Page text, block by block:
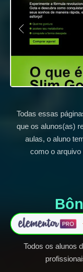
Todas essas
que os alunos(as)
aulas, o aluno
como o arquivo
Todos os alunos